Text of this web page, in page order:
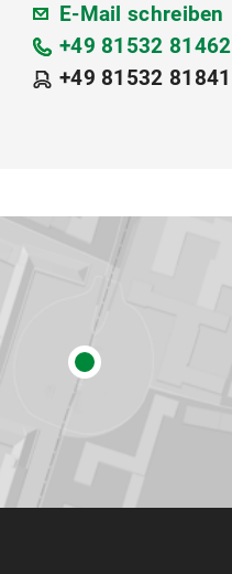
E-Mail schreiben
+49 81532 81462
+49 81532 81841